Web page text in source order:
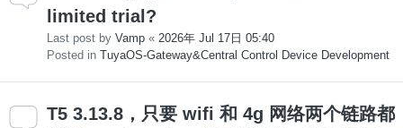
limited trial?
Last post by Vamp « 2026年 Jul 17日 05:40
Posted in TuyaOS-Gateway&Central Control Device Development
T5 3.13.8，只要 wifi 和 4g 网络两个链路都